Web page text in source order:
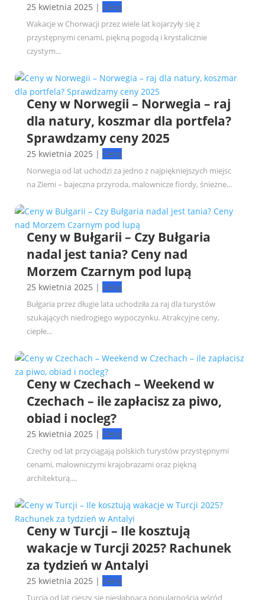
25 kwietnia 2025 | Ceny
Wakacje w Chorwacji przez wiele lat kojarzyły się z
przystępnymi cenami, piękną pogodą i krystalicznie
czystym...
Ceny w Norwegii – Norwegia – raj
dla natury, koszmar dla portfela?
Sprawdzamy ceny 2025
25 kwietnia 2025 | Ceny
Norwegia od lat uchodzi za jedno z najpiękniejszych miejsc
na Ziemi – bajeczna przyroda, malownicze fiordy, śnieżne...
Ceny w Bułgarii – Czy Bułgaria
nadal jest tania? Ceny nad
Morzem Czarnym pod lupą
25 kwietnia 2025 | Ceny
Bułgaria przez długie lata uchodziła za raj dla turystów
szukających niedrogiego wypoczynku. Atrakcyjne ceny,
ciepłe...
Ceny w Czechach – Weekend w
Czechach – ile zapłacisz za piwo,
obiad i nocleg?
25 kwietnia 2025 | Ceny
Czechy od lat przyciągają polskich turystów przystępnymi
cenami, malowniczymi krajobrazami oraz piękną
architekturą....
Ceny w Turcji – Ile kosztują
wakacje w Turcji 2025? Rachunek
za tydzień w Antalyi
25 kwietnia 2025 | Ceny
Turcja od lat cieszy się niesłabnącą popularnością wśród